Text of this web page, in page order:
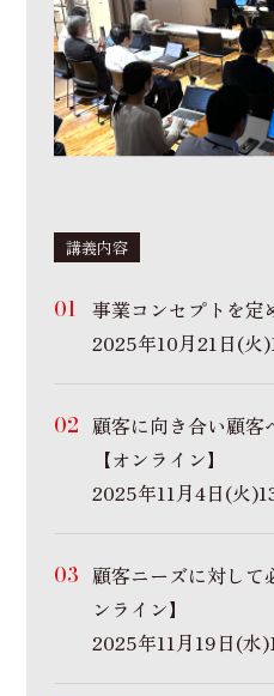
講義内容
事業コンセプトを定
2025年10月21日(火
顧客に向き合い顧客
【オンライン】
2025年11月4日(火
顧客ニーズに対して
ンライン】
2025年11月19日(水